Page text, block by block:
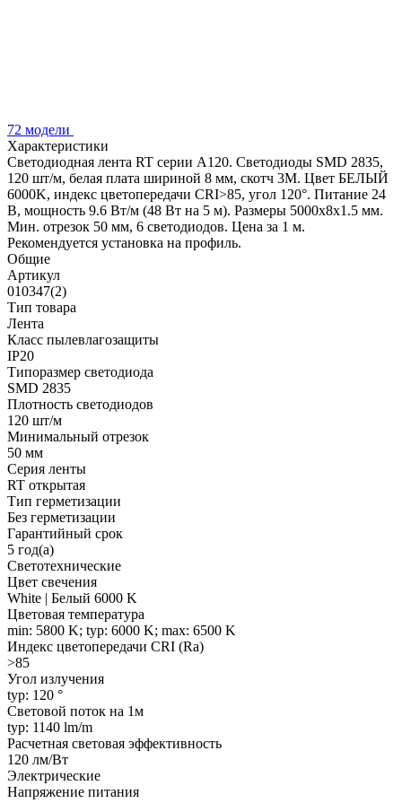
72 модели
Характеристики
Светодиодная лента RT серии A120. Светодиоды SMD 2835,
120 шт/м, белая плата шириной 8 мм, скотч 3M. Цвет БЕЛЫЙ
6000K, индекс цветопередачи CRI>85, угол 120°. Питание 24
В, мощность 9.6 Вт/м (48 Вт на 5 м). Размеры 5000x8x1.5 мм.
Мин. отрезок 50 мм, 6 светодиодов. Цена за 1 м.
Рекомендуется установка на профиль.
Общие
Артикул
010347(2)
Тип товара
Лента
Класс пылевлагозащиты
IP20
Типоразмер светодиода
SMD 2835
Плотность светодиодов
120 шт/м
Минимальный отрезок
50 мм
Серия ленты
RT открытая
Тип герметизации
Без герметизации
Гарантийный срок
5 год(а)
Светотехнические
Цвет свечения
White | Белый 6000 K
Цветовая температура
min: 5800 K; typ: 6000 K; max: 6500 K
Индекс цветопередачи CRI (Ra)
>85
Угол излучения
typ: 120 °
Световой поток на 1м
typ: 1140 lm/m
Расчетная световая эффективность
120 лм/Вт
Электрические
Напряжение питания